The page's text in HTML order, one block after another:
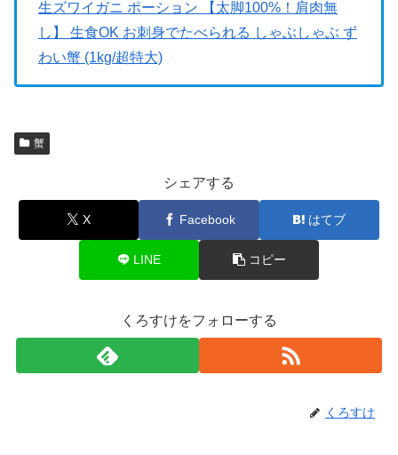
生ズワイガニ ポーション 【太脚100%！肩肉無
し】 生食OK お刺身でたべられる しゃぶしゃぶ ず
わい蟹 (1kg/超特大)
蟹
シェアする
X Facebook はてブ
LINE コピー
くろすけをフォローする
くろすけ